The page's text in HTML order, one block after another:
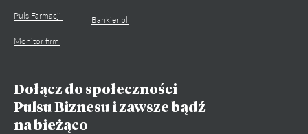
Puls Farmacji
Monitor firm
Bankier.pl
Dołącz do społeczności
Pulsu Biznesu i zawsze bądź
na bieżąco